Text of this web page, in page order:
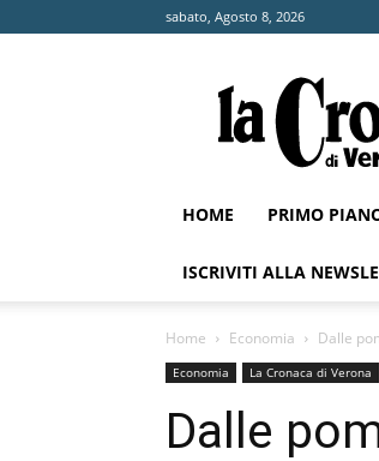
sabato, Agosto 8, 2026
HOME PRIMO
ISCRIVITI ALLA
Home Economia Dalle
Economia La Cronaca di Verona
Dalle